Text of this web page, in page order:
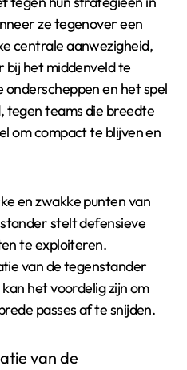
ze tegenover een
centrale aanwezigheid,
bij het middenveld te
onderscheppen en het spel
tegen teams die breedte
om compact te blijven en
en zwakke punten van
stelt defensieve
te exploiteren.
van de tegenstander
het voordelig zijn om
passes af te snijden.
van de